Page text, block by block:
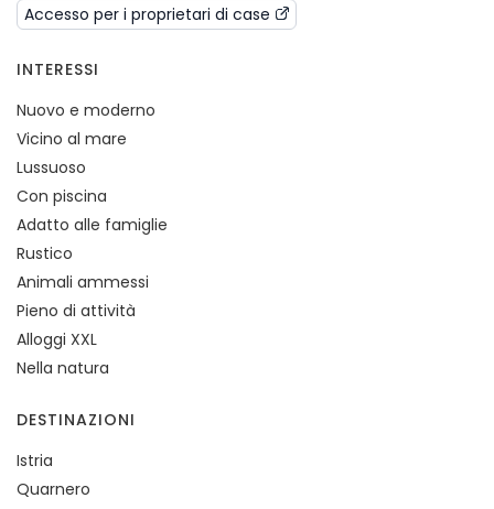
Accesso per i proprietari di case
INTERESSI
Nuovo e moderno
Vicino al mare
Lussuoso
Con piscina
Adatto alle famiglie
Rustico
Animali ammessi
Pieno di attività
Alloggi XXL
Nella natura
DESTINAZIONI
Istria
Quarnero